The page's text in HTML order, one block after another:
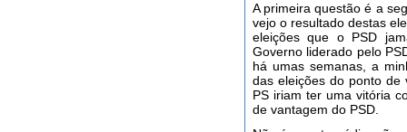
A primeira questão é a
vejo o resultado destas
eleições que o PSD
Governo liderado pelo
há umas semanas, a
das eleições do ponto de
PS iriam ter uma vitória
de vantagem do PSD.